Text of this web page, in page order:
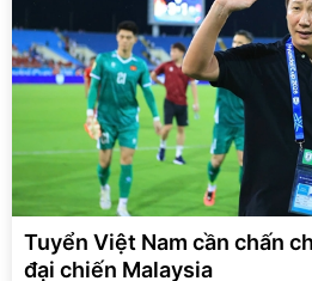
Tuyển Việt Nam cần chấn
đại chiến Malaysia